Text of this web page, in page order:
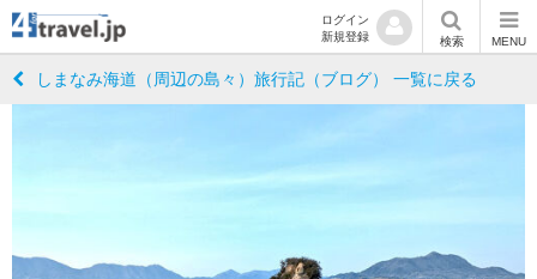
ログイン
新規登録
検索 MENU
しまなみ海道（周辺の島々）旅行記（ブログ） 一覧に戻る